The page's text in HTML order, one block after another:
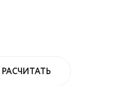
РАСЧИТАТЬ